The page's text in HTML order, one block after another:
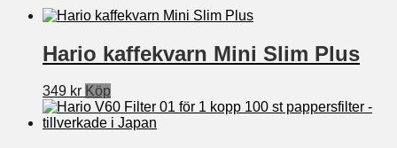
Hario kaffekvarn Mini Slim Plus
349 kr Köp